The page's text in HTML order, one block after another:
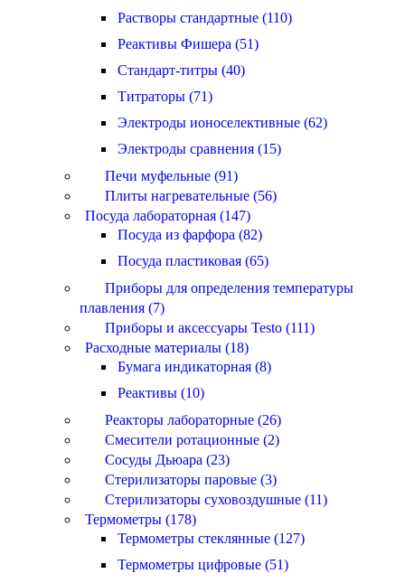
Растворы стандартные (110)
Реактивы Фишера (51)
Стандарт-титры (40)
Титраторы (71)
Электроды ионоселективные (62)
Электроды сравнения (15)
Печи муфельные (91)
Плиты нагревательные (56)
Посуда лабораторная (147)
Посуда из фарфора (82)
Посуда пластиковая (65)
Приборы для определения температуры
плавления (7)
Приборы и аксессуары Testo (111)
Расходные материалы (18)
Бумага индикаторная (8)
Реактивы (10)
Реакторы лабораторные (26)
Смесители ротационные (2)
Сосуды Дьюара (23)
Стерилизаторы паровые (3)
Стерилизаторы суховоздушные (11)
Термометры (178)
Термометры стеклянные (127)
Термометры цифровые (51)